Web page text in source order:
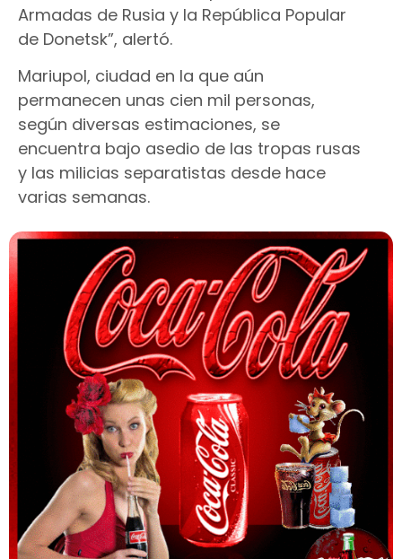
Armadas de Rusia y la República Popular
de Donetsk”, alertó.
Mariupol, ciudad en la que aún
permanecen unas cien mil personas,
según diversas estimaciones, se
encuentra bajo asedio de las tropas rusas
y las milicias separatistas desde hace
varias semanas.